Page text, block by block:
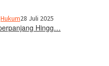
Hukum28 Juli 2025
Hingg…